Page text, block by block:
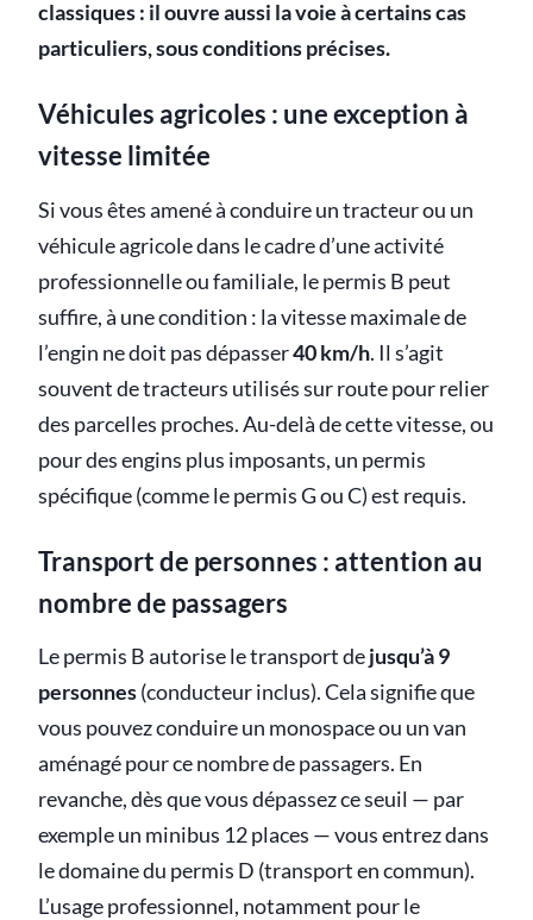
classiques : il ouvre aussi la voie à certains cas
particuliers, sous conditions précises.
Véhicules agricoles : une exception à
vitesse limitée
Si vous êtes amené à conduire un tracteur ou un
véhicule agricole dans le cadre d’une activité
professionnelle ou familiale, le permis B peut
suffire, à une condition : la vitesse maximale de
l’engin ne doit pas dépasser40 km/h. Il s’agit
souvent de tracteurs utilisés sur route pour relier
des parcelles proches. Au-delà de cette vitesse, ou
pour des engins plus imposants, un permis
spécifique (comme le permis G ou C) est requis.
Transport de personnes : attention au
nombre de passagers
Le permis B autorise le transport dejusqu’à 9
personnes(conducteur inclus). Cela signifie que
vous pouvez conduire un monospace ou un van
aménagé pour ce nombre de passagers. En
revanche, dès que vous dépassez ce seuil — par
exemple un minibus 12 places — vous entrez dans
le domaine du permis D (transport en commun).
L’usage professionnel, notamment pour le